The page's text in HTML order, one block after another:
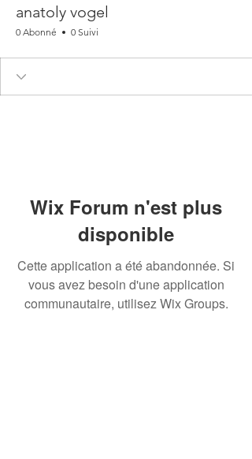
anatoly vogel
0 Abonné 0 Suivi
Wix Forum n'est plus
disponible
Cette application a été abandonnée. Si
vous avez besoin d'une application
communautaire, utilisez Wix Groups.